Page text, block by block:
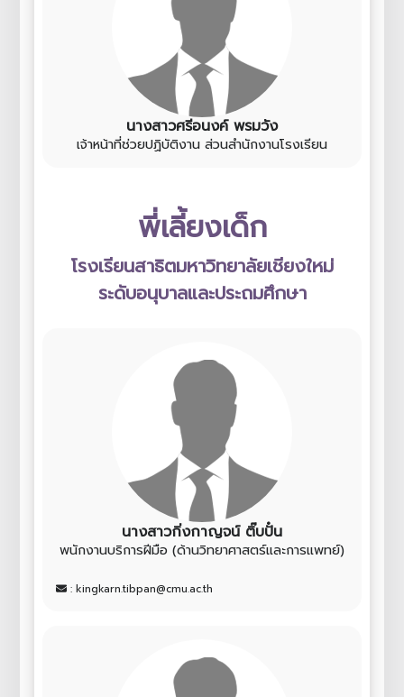
นางสาวศรีอนงค์ พรมวัง
เจ้าหน้าที่ช่วยปฏิบัติงาน ส่วนสำนักงานโรงเรียน
พี่เลี้ยงเด็ก
โรงเรียนสาธิตมหาวิทยาลัยเชียงใหม่
ระดับอนุบาลและประถมศึกษา
นางสาวกิ่งกาญจน์ ติ๊บปั๋น
พนักงานบริการฝีมือ (ด้านวิทยาศาสตร์และการแพทย์)
: kingkarn.tibpan@cmu.ac.th